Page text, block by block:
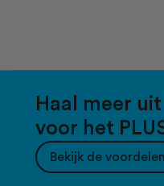
Haal meer
voor het
Bekijk de voordelen